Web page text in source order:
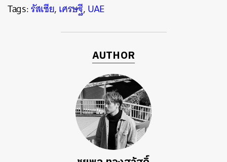
Tags:รัสเซีย,เศรษฐี,UAE
AUTHOR